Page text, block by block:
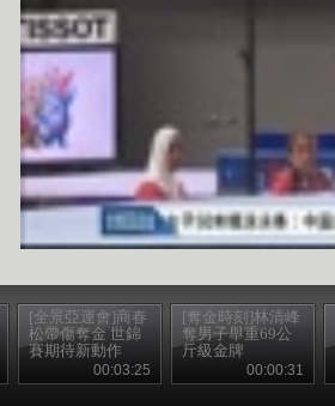
[全景亞運會]商春
松帶傷奪金 世錦
賽期待新動作
00:03:25
[奪金時刻]林清峰
奪男子舉重69公
斤級金牌
00:00:31